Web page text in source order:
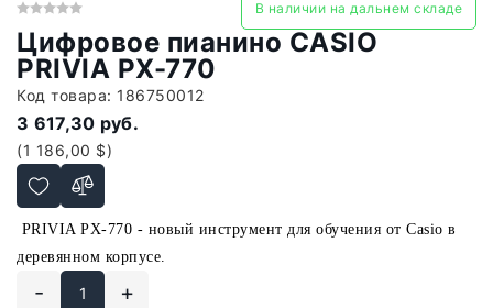
В наличии на дальнем складе
Цифровое пианино CASIO
PRIVIA PX-770
Код товара: 186750012
3 617,30 руб.
(1 186,00 $)
PRIVIA PX-770 - новый инструмент для обучения от Casio в
деревянном корпусе.
- +